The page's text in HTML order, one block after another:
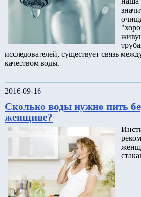
исследователей, существует связь
качеством воды.
2016-09-16
Сколько воды нужно пить
женщине?